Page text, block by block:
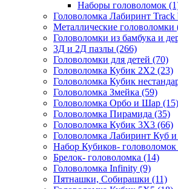
Наборы головоломок
Головоломка Лабиринт Track
Металлические головоломки
Головоломки из бамбука и
3Д и 2Д пазлы (266)
Головоломки для детей (70)
Головоломка Кубик 2Х2 (23)
Головоломка Кубик
Головоломка Змейка (59)
Головоломка Орбо и Шар (15)
Головоломка Пирамида (35)
Головоломка Кубик 3Х3 (66)
Головоломка Лабиринт Куб
Набор Кубиков- головоломок
Брелок- головоломка (14)
Головоломка Infinity (9)
Пятнашки, Собирашки (11)